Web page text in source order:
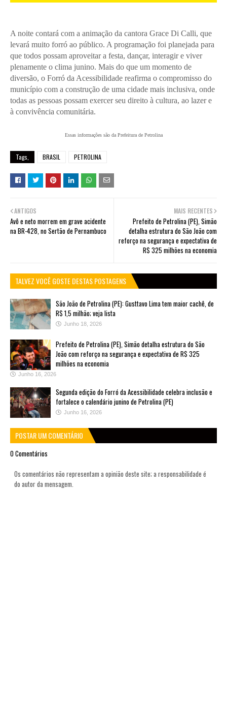
A noite contará com a animação da cantora Grace Di Calli, que
levará muito forró ao público. A programação foi planejada para
que todos possam aproveitar a festa, dançar, interagir e viver
plenamente o clima junino. Mais do que um momento de
diversão, o Forró da Acessibilidade reafirma o compromisso do
município com a construção de uma cidade mais inclusiva, onde
todas as pessoas possam exercer seu direito à cultura, ao lazer e
à convivência comunitária.
Essas informações são da Prefeitura de Petrolina
Tags, BRASIL PETROLINA
MAIS RECENTES
Prefeito de Petrolina (PE), Simão
detalha estrutura do São João com
reforço na segurança e expectativa de
R$ 325 milhões na economia
ANTIGOS
Avô e neto morrem em grave acidente
na BR-428, no Sertão de Pernambuco
TALVEZ VOCÊ GOSTE DESTAS POSTAGENS
São João de Petrolina (PE): Gusttavo Lima tem maior cachê, de
R$ 1,5 milhão; veja lista
Junho 18, 2026
Prefeito de Petrolina (PE), Simão detalha estrutura do São
João com reforço na segurança e expectativa de R$ 325
milhões na economia
Junho 16, 2026
Segunda edição do Forró da Acessibilidade celebra inclusão e
fortalece o calendário junino de Petrolina (PE)
Junho 16, 2026
POSTAR UM COMENTÁRIO
0 Comentários
Os comentários não representam a opinião deste site; a responsabilidade é
do autor da mensagem.